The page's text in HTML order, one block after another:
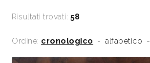
Risultati trovati: 58
Ordine: cronologico - alfabetico -